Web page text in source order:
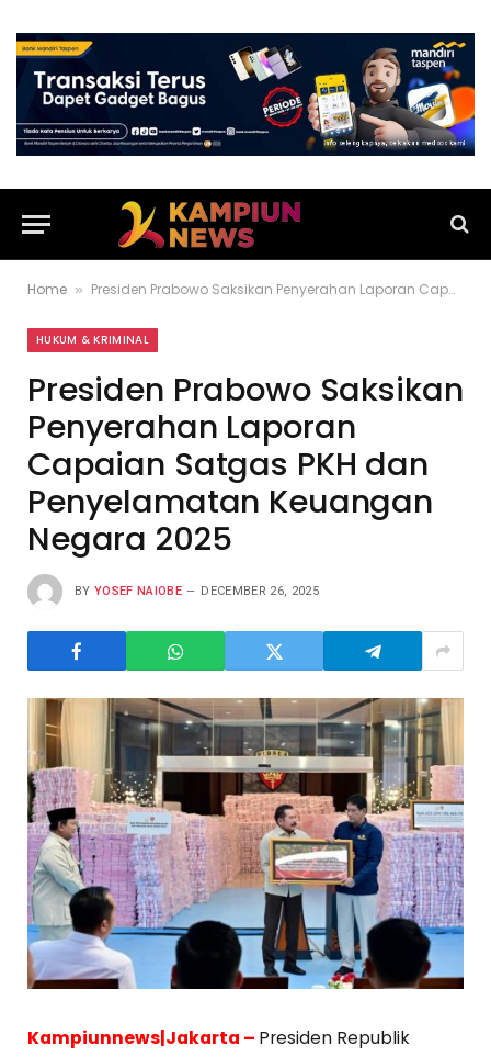
Home » Presiden Prabowo Saksikan Penyerahan Laporan Capaian Satgas PKH dan Penyelamatan Keuangan Negara 2025
HUKUM & KRIMINAL
Presiden Prabowo Saksikan
Penyerahan Laporan
Capaian Satgas PKH dan
Penyelamatan Keuangan
Negara 2025
BY YOSEF NAIOBE DECEMBER 26, 2025
Kampiunnews|Jakarta – Presiden Republik